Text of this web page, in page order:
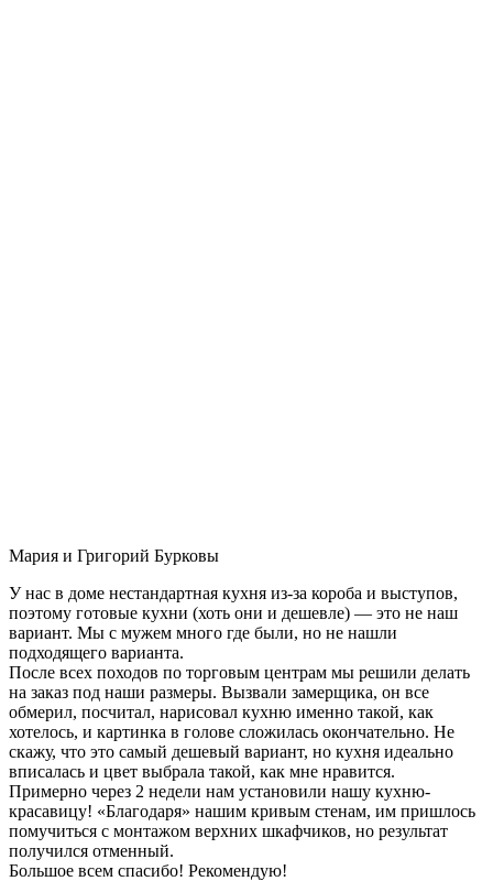
Мария и Григорий Бурковы
У нас в доме нестандартная кухня из-за короба и выступов,
поэтому готовые кухни (хоть они и дешевле) — это не наш
вариант. Мы с мужем много где были, но не нашли
подходящего варианта.
После всех походов по торговым центрам мы решили делать
на заказ под наши размеры. Вызвали замерщика, он все
обмерил, посчитал, нарисовал кухню именно такой, как
хотелось, и картинка в голове сложилась окончательно. Не
скажу, что это самый дешевый вариант, но кухня идеально
вписалась и цвет выбрала такой, как мне нравится.
Примерно через 2 недели нам установили нашу кухню-
красавицу! «Благодаря» нашим кривым стенам, им пришлось
помучиться с монтажом верхних шкафчиков, но результат
получился отменный.
Большое всем спасибо! Рекомендую!